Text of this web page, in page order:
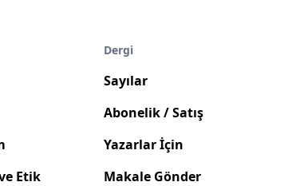
Etik
Dergi
Sayılar
Abonelik / Satış
Yazarlar İçin
Makale Gönder